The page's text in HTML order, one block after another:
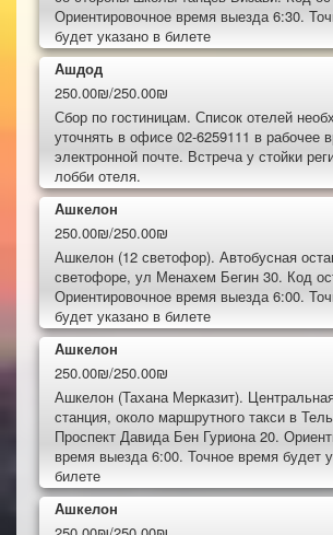
Ориентировочное время выезда 6:30.
будет указано в билете
Ашдод
250.00₪/250.00₪
Сбор по гостиницам. Список отелей
уточнять в офисе 02-6259111 в рабочее
электронной почте. Встреча у стойки
лобби отеля.
Ашкелон
250.00₪/250.00₪
Ашкелон (12 светофор). Автобусная
светофоре, ул Менахем Бегин 30. Код
Ориентировочное время выезда 6:00.
будет указано в билете
Ашкелон
250.00₪/250.00₪
Ашкелон (Тахана Мерказит).
станция, около маршрутного такси в
Проспект Давида Бен Гуриона 20.
время выезда 6:00. Точное время будет
билете
Ашкелон